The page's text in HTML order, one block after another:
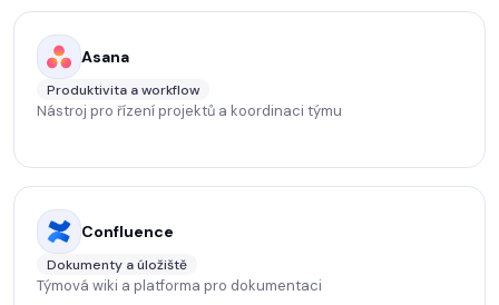
Asana
Produktivita a workflow
Nástroj pro řízení projektů a koordinaci týmu
Confluence
Dokumenty a úložiště
Týmová wiki a platforma pro dokumentaci